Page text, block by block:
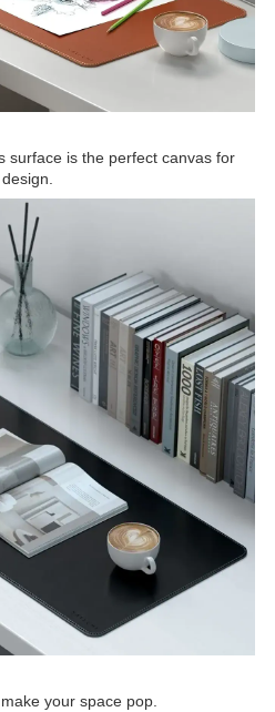
surface is the perfect canvas for
your space pop.